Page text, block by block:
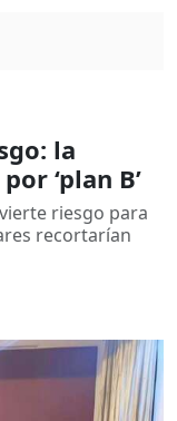
la
‘plan B’
riesgo para
recortarían